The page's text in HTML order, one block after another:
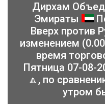
Дирхам
Эмираты
Вверх против
изменением
время
Пятница 07-08-
🔼, по
утром